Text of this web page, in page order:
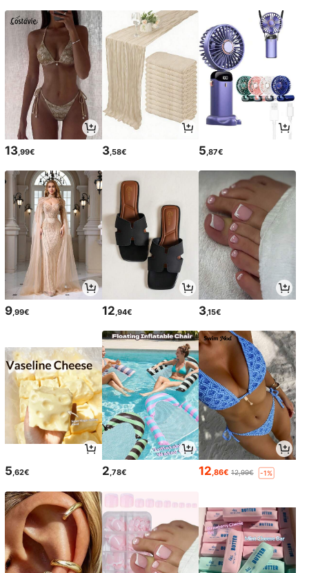
13,99€ 3,58€ 5,87€
9,99€ 12,94€ 3,15€
5,62€ 2,78€ 12,86€ 12,99€ -1%